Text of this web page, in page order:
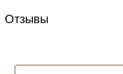
Отзывы